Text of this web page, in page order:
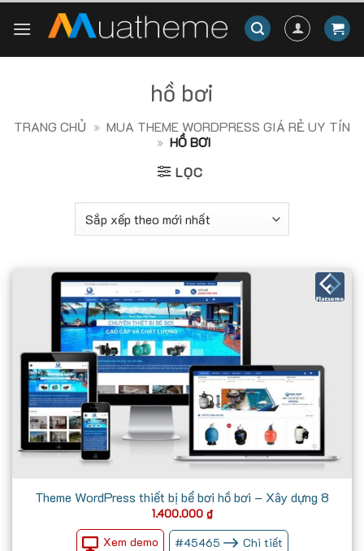
hồ bơi
TRANG CHỦ » MUA THEME WORDPRESS GIÁ RẺ UY TÍN
» HỒ BƠI
LỌC
Theme WordPress thiết bị bể bơi hồ bơi – Xây dựng 8
1.400.000 ₫
Xem demo #45465 Chi tiết